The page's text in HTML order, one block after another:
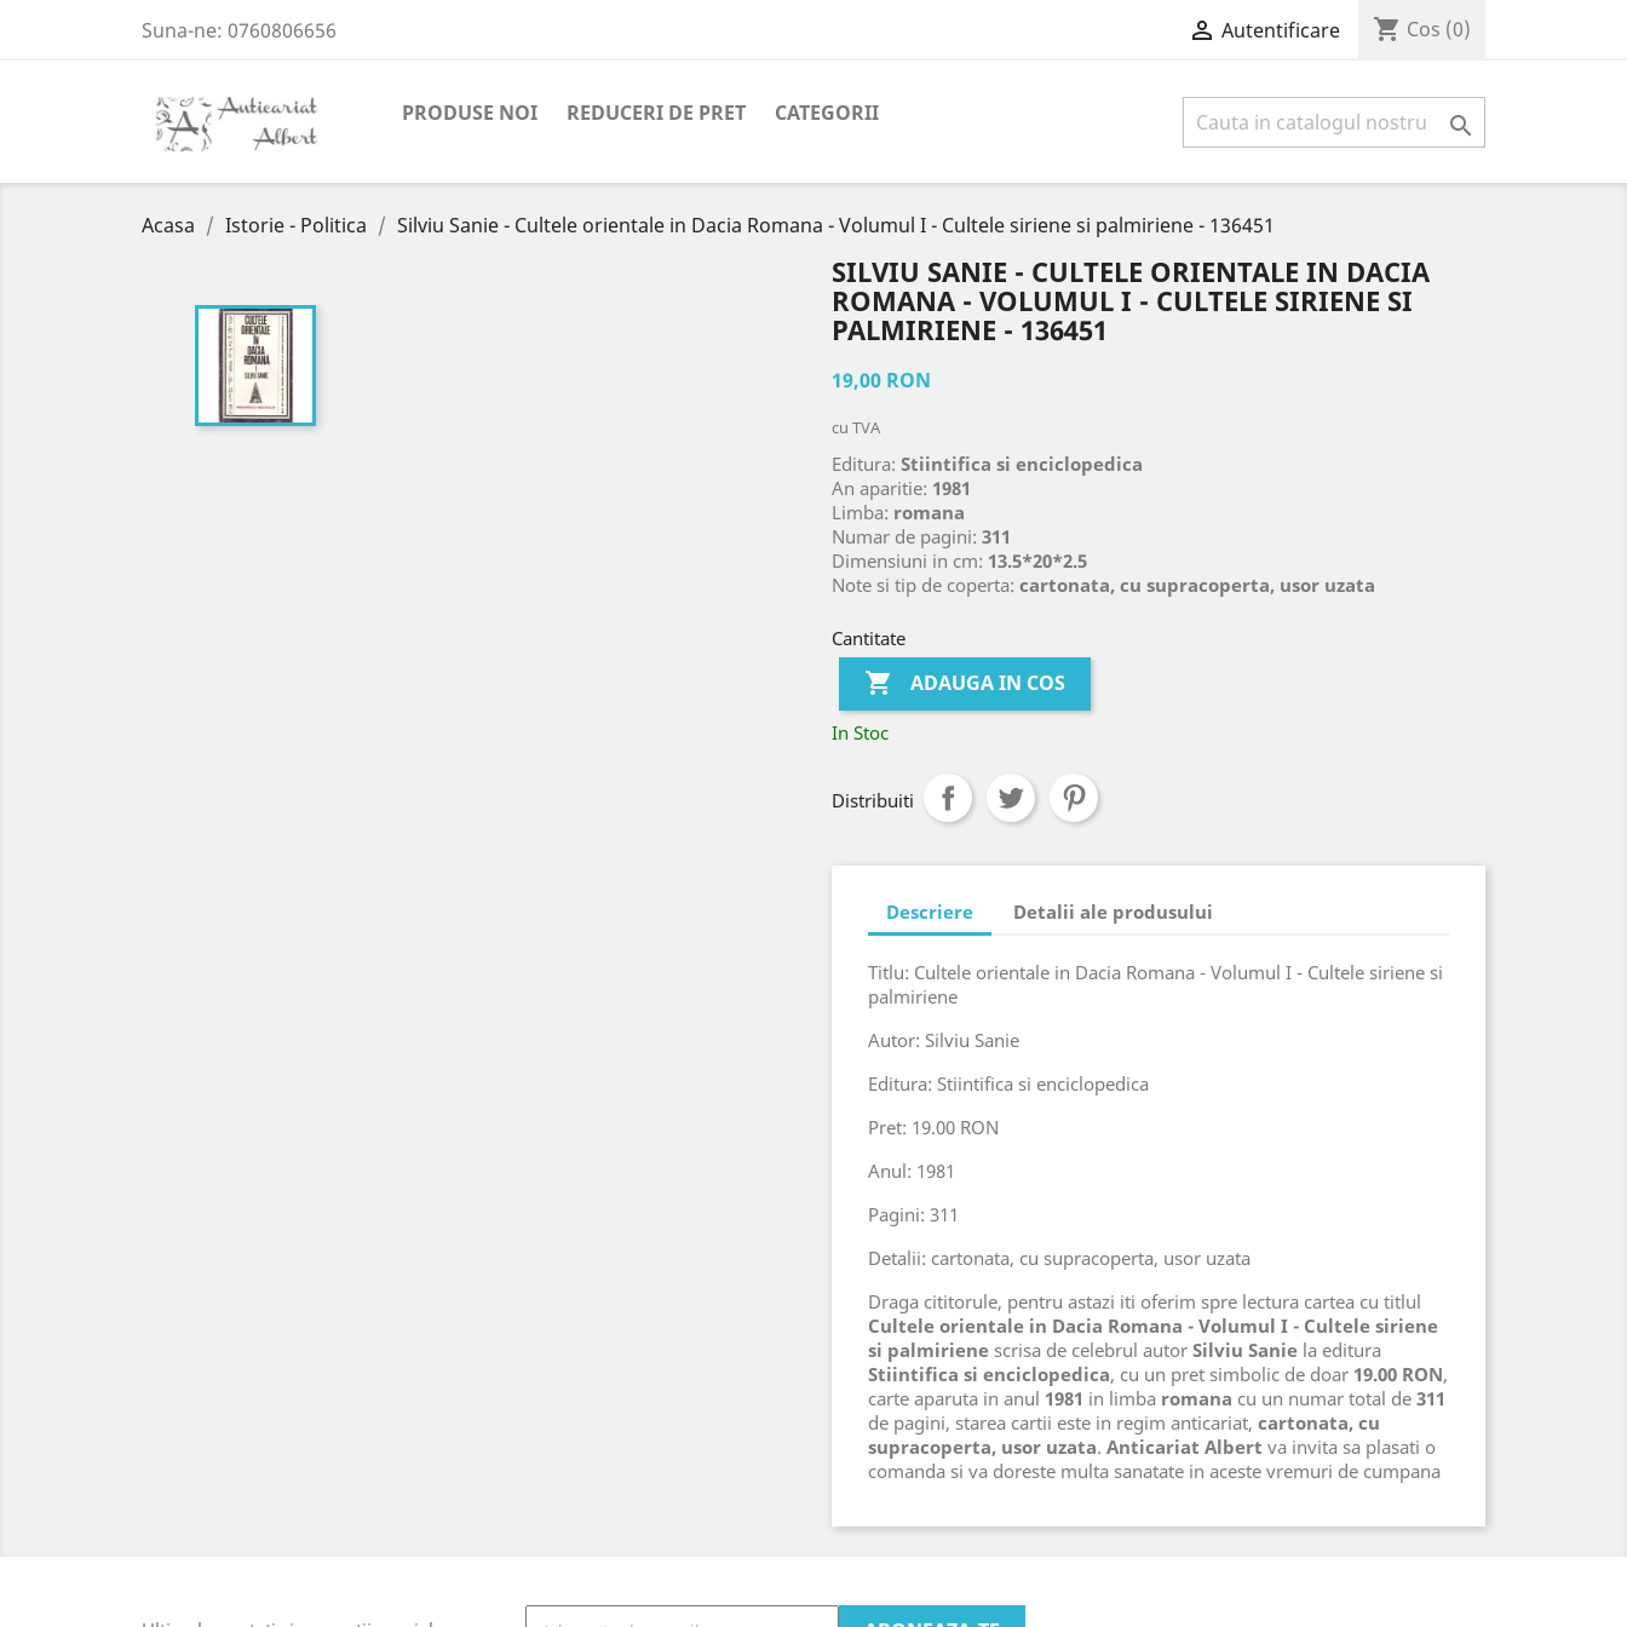
Suna-ne: 0760806656  Autentificare shopping_cart Cos (0)
PRODUSE NOI REDUCERI DE PRET CATEGORII 
Acasa Istorie - Politica Silviu Sanie - Cultele orientale in Dacia Romana - Volumul I - Cultele siriene si palmiriene - 136451
SILVIU SANIE - CULTELE ORIENTALE IN DACIA
ROMANA - VOLUMUL I - CULTELE SIRIENE SI
PALMIRIENE - 136451
19,00 RON
cu TVA
Editura: Stiintifica si enciclopedica
An aparitie: 1981
Limba: romana
Numar de pagini: 311
Dimensiuni in cm: 13.5*20*2.5
Note si tip de coperta: cartonata, cu supracoperta, usor uzata
Cantitate
 ADAUGA IN COS
In Stoc
Distribuiti
Descriere Detalii ale produsului
Titlu: Cultele orientale in Dacia Romana - Volumul I - Cultele siriene si
palmiriene
Autor: Silviu Sanie
Editura: Stiintifica si enciclopedica
Pret: 19.00 RON
Anul: 1981
Pagini: 311
Detalii: cartonata, cu supracoperta, usor uzata
Draga cititorule, pentru astazi iti oferim spre lectura cartea cu titlul
Cultele orientale in Dacia Romana - Volumul I - Cultele siriene
si palmiriene scrisa de celebrul autor Silviu Sanie la editura
Stiintifica si enciclopedica, cu un pret simbolic de doar 19.00 RON,
carte aparuta in anul 1981 in limba romana cu un numar total de 311
de pagini, starea cartii este in regim anticariat, cartonata, cu
supracoperta, usor uzata. Anticariat Albert va invita sa plasati o
comanda si va doreste multa sanatate in aceste vremuri de cumpana